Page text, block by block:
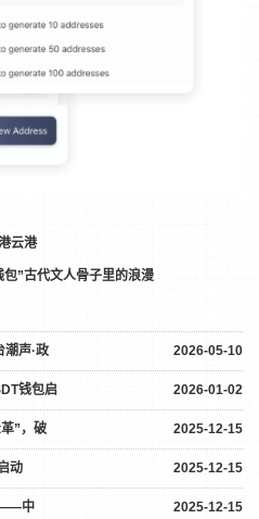
云港
”古代文人骨子里的浪漫
2026-05-10
声·政
2026-01-02
钱包启
2025-12-15
”，破
2025-12-15
动
2025-12-15
——中